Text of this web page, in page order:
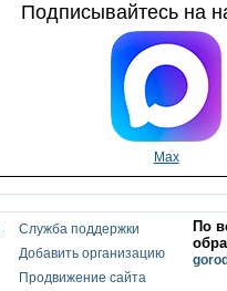
Подписывайтесь на
Max
Служба поддержки
Добавить организацию
Продвижение сайта
По